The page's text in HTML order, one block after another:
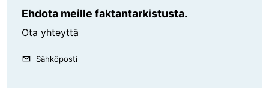
Ehdota meille faktantarkistusta.
Ota yhteyttä
Sähköposti